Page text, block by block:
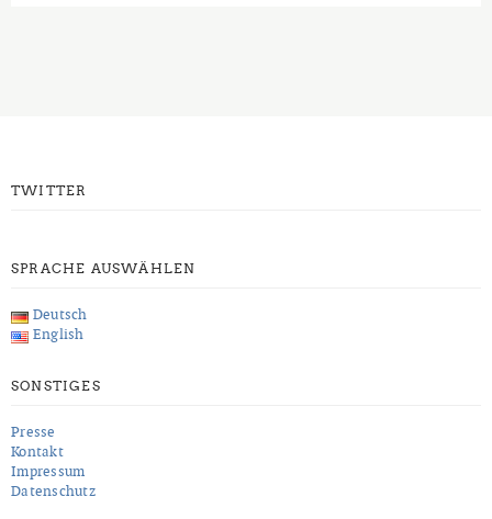
TWITTER
SPRACHE AUSWÄHLEN
Deutsch
English
SONSTIGES
Presse
Kontakt
Impressum
Datenschutz